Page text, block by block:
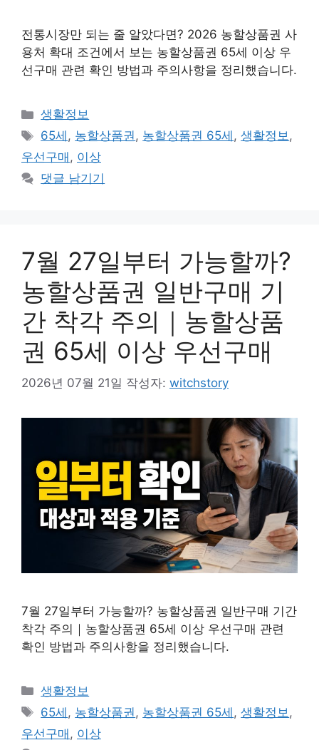
전통시장만 되는 줄 알았다면? 2026 농할상품권 사
용처 확대 조건에서 보는 농할상품권 65세 이상 우
선구매 관련 확인 방법과 주의사항을 정리했습니다.
카
테
리
생활정보
태
그
65세 , 농할상품권, 농할상품권 65세 ,생활정보,
우선구매 , 이상
댓글 남기기
7월 27일부터 가능할까?
농할상품권 일반구매 기
간 착각 주의｜농할상품
권 65세 이상 우선구매
2026년 07월 21일 작성자: witchstory
7월 27일부터 가능할까? 농할상품권 일반구매 기간
착각 주의｜농할상품권 65세 이상 우선구매 관련
확인 방법과 주의사항을 정리했습니다.
카
테
리
생활정보
태
그
65세 , 농할상품권, 농할상품권 65세 ,생활정보,
우선구매 , 이상